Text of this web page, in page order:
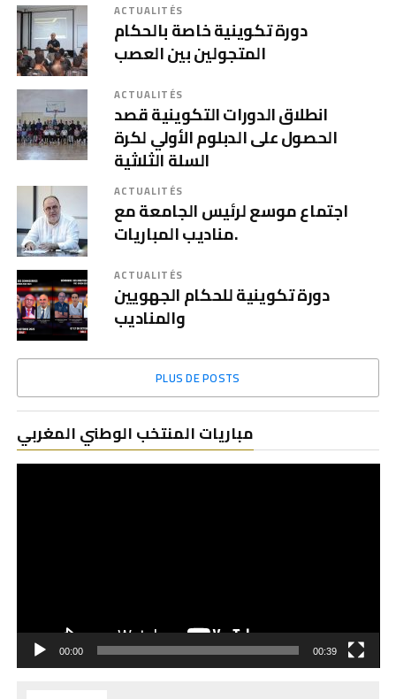
ACTUALITÉS
دورة تكوينية خاصة بالحكام
المتجولين بين العصب
ACTUALITÉS
انطلاق الدورات التكوينية قصد
الحصول على الدبلوم الأولي لكرة
السلة الثلاثية
ACTUALITÉS
اجتماع موسع لرئيس الجامعة مع
مناديب المباريات.
ACTUALITÉS
دورة تكوينية للحكام الجهويين
والمناديب
PLUS DE POSTS
مباريات المنتخب الوطني المغربي
00:00 00:39